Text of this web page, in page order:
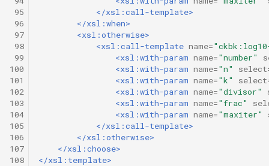
95
96
97
98
99
100
101
102
103
104
105
106
107
108
</xsl:call-template>
</xsl:when>
<xsl:otherwise>
<xsl:call-template name=
<xsl:with-param name="number"
<xsl:with-param name="n"
<xsl:with-param name="k"
<xsl:with-param name="divisor"
<xsl:with-param name="frac"
<xsl:with-param name="maxiter"
</xsl:call-template>
</xsl:otherwise>
</xsl:choose>
</xsl:template>